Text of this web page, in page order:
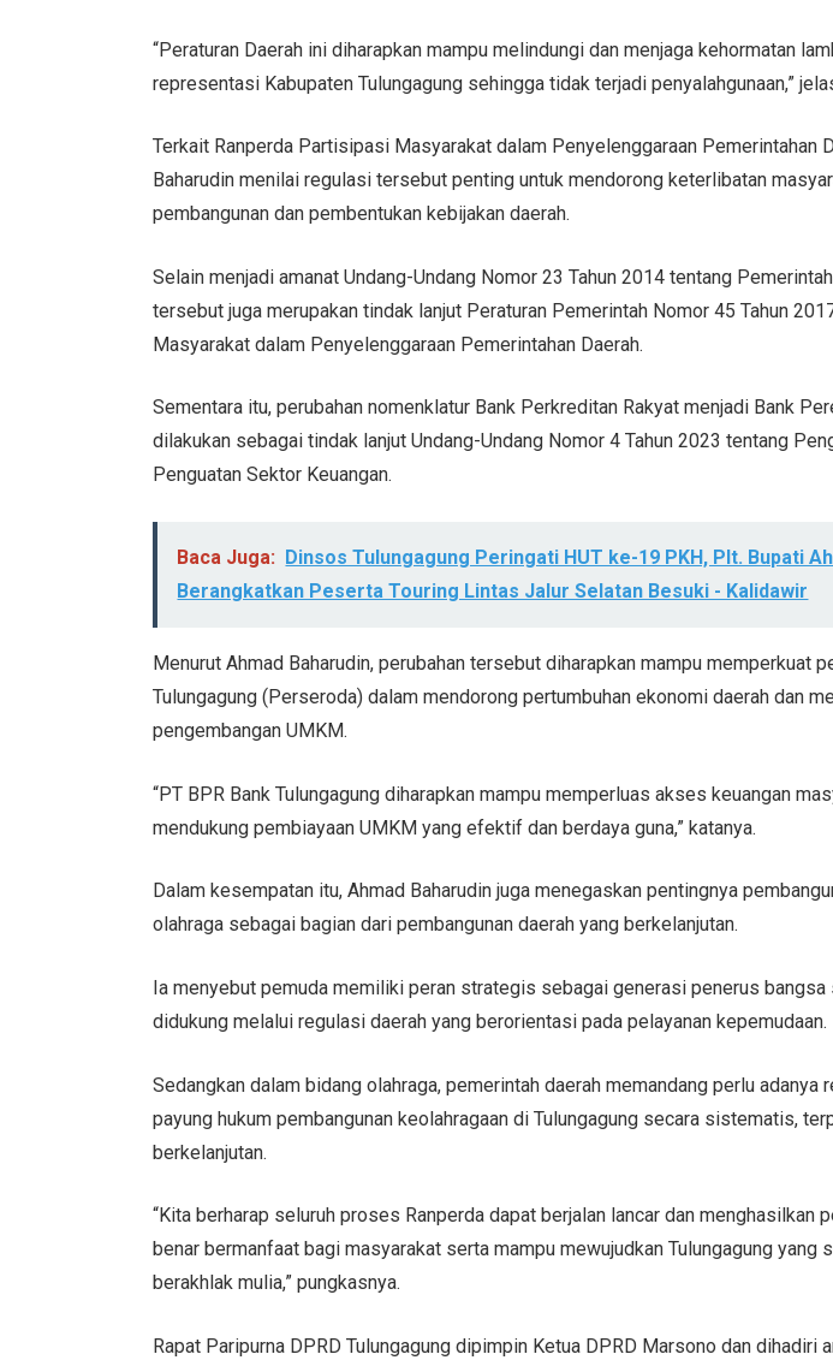
“Peraturan Daerah ini diharapkan mampu melindungi dan menjaga kehormatan
representasi Kabupaten Tulungagung sehingga tidak terjadi penyalahgunaan,”
Terkait Ranperda Partisipasi Masyarakat dalam Penyelenggaraan Pemerintahan
Baharudin menilai regulasi tersebut penting untuk mendorong keterlibatan
pembangunan dan pembentukan kebijakan daerah.
Selain menjadi amanat Undang-Undang Nomor 23 Tahun 2014 tentang
tersebut juga merupakan tindak lanjut Peraturan Pemerintah Nomor 45 Tahun
Masyarakat dalam Penyelenggaraan Pemerintahan Daerah.
Sementara itu, perubahan nomenklatur Bank Perkreditan Rakyat menjadi Bank
dilakukan sebagai tindak lanjut Undang-Undang Nomor 4 Tahun 2023 tentang
Penguatan Sektor Keuangan.
Baca Juga: Dinsos Tulungagung Peringati HUT ke-19 PKH, Plt. Bupati
Berangkatkan Peserta Touring Lintas Jalur Selatan Besuki - Kalidawir
Menurut Ahmad Baharudin, perubahan tersebut diharapkan mampu memperkuat
Tulungagung (Perseroda) dalam mendorong pertumbuhan ekonomi daerah dan
pengembangan UMKM.
“PT BPR Bank Tulungagung diharapkan mampu memperluas akses keuangan
mendukung pembiayaan UMKM yang efektif dan berdaya guna,” katanya.
Dalam kesempatan itu, Ahmad Baharudin juga menegaskan pentingnya
olahraga sebagai bagian dari pembangunan daerah yang berkelanjutan.
Ia menyebut pemuda memiliki peran strategis sebagai generasi penerus bangsa
didukung melalui regulasi daerah yang berorientasi pada pelayanan kepemudaan.
Sedangkan dalam bidang olahraga, pemerintah daerah memandang perlu adanya
payung hukum pembangunan keolahragaan di Tulungagung secara sistematis,
berkelanjutan.
“Kita berharap seluruh proses Ranperda dapat berjalan lancar dan menghasilkan
benar bermanfaat bagi masyarakat serta mampu mewujudkan Tulungagung yang
berakhlak mulia,” pungkasnya.
Rapat Paripurna DPRD Tulungagung dipimpin Ketua DPRD Marsono dan dihadiri